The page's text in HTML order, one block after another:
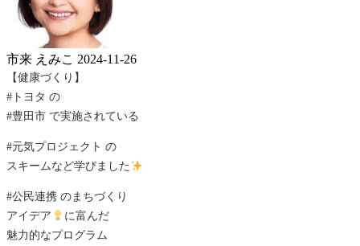
市来 えみこ 2024-11-26
【健康づくり】
#トヨタ の
#豊田市 で実施されている
#元気プロジェクト の
スキームなど学びました
#公民連携 のまちづくり
アイデア
に富んだ
魅力的なプログラム